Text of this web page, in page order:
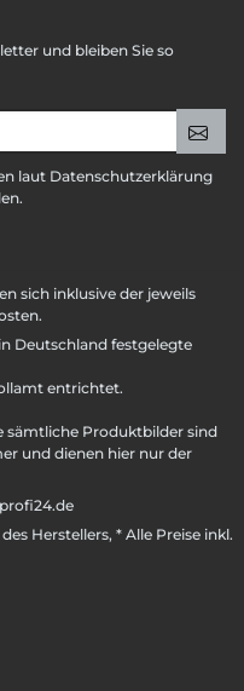
und bleiben Sie so
laut Datenschutzerklärung
sich inklusive der jeweils
Deutschland festgelegte
entrichtet.
sämtliche Produktbilder sind
und dienen hier nur der
Herstellers, * Alle Preise inkl.